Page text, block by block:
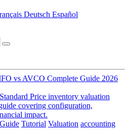
Deutsch Español
vs AVCO Complete Guide 2026
Price inventory valuation
covering configuration,
impact.
Tutorial Valuation accounting